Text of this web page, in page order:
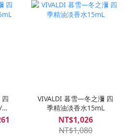
VIVALDI 暮雪—冬之瀰 四
季精油淡香水15mL
NT$1,026
NT$1,080